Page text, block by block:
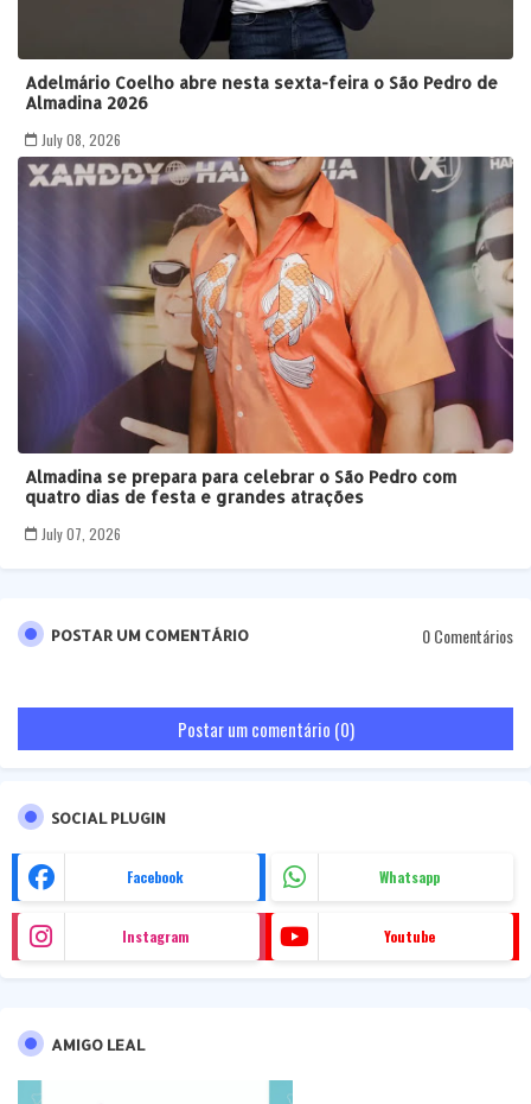
Adelmário Coelho abre nesta sexta-feira o São Pedro de
Almadina 2026
July 08, 2026
Almadina se prepara para celebrar o São Pedro com
quatro dias de festa e grandes atrações
July 07, 2026
POSTAR UM COMENTÁRIO 0 Comentários
Postar um comentário (0)
SOCIAL PLUGIN
Facebook Whatsapp
Instagram Youtube
AMIGO LEAL